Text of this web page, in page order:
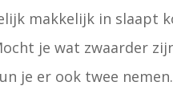
makkelijk in slaapt
je wat zwaarder
je er ook twee